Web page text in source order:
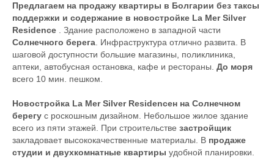
Предлагаем на продажу квартиры в Болгарии без таксы
поддержки и содержание в новостройке La Mer Silver
Residence . Здание расположено в западной части
Солнечного берега. Инфраструктура отлично развита. В
шаговой доступности большие магазины, поликлиника,
аптеки, автобусная остановка, кафе и рестораны. До моря
всего 10 мин. пешком.
Новостройка La Mer Silver Residenceн на Солнечном
берегу с роскошным дизайном. Небольшое жилое здание
всего из пяти этажей. При строительстве застройщик
закладовает высококачественные материалы. В продаже
студии и двухкомнатные квартиры удобной планировки.